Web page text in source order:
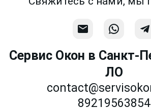
Сервис Окон в Санкт-
ЛО
89219563854